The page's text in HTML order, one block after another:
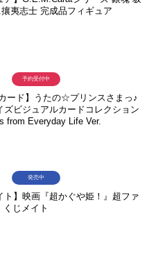
攘夷志士 完成品フィギュア
カード】うたの☆プリンスさまっ♪
ズビジュアルカードコレクション
from Everyday Life Ver.
予約受付中
ト】映画『超かぐや姫！』超ファ
くじメイト
発売中